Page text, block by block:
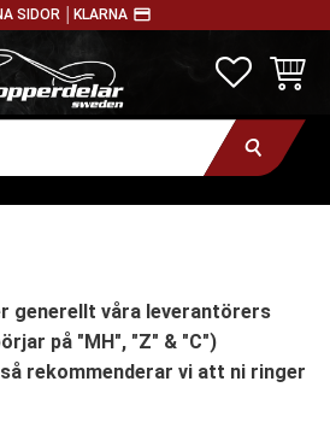
SIDOR │ KLARNA payment
generellt våra leverantörers
på "MH", "Z" & "C")
så rekommenderar vi att ni ringer